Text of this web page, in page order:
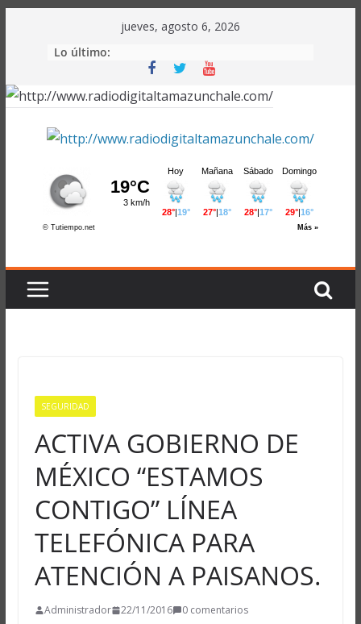
jueves, agosto 6, 2026
Lo último:
SEGURIDAD
ACTIVA GOBIERNO DE
MÉXICO “ESTAMOS
CONTIGO” LÍNEA
TELEFÓNICA PARA
ATENCIÓN A PAISANOS.
Administrador 22/11/2016 0 comentarios